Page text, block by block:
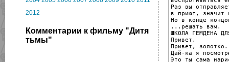
2012
Комментарии к фильму "Дитя
тьмы"
Раз вы
в приют, значит
Но в конце
...решать вам.
ШКОЛА ГЕМДЕНА
Привет.
Привет, золотко.
Дай-ка я
Это ты сама